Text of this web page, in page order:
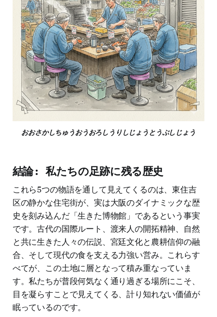
おおさかしちゅうおうおろしうりしじょうとうぶしじょう
結論: 私たちの足跡に残る歴史
これら5つの物語を通して見えてくるのは、東住吉
区の静かな住宅街が、実は大阪のダイナミックな歴
史を刻み込んだ「生きた博物館」であるという事実
です。古代の国際ルート、渡来人の開拓精神、自然
と共に生きた人々の伝説、宮廷文化と農耕信仰の融
合、そして現代の食を支える力強い営み。これらす
べてが、この土地に層となって積み重なっていま
す。私たちが普段何気なく通り過ぎる場所にこそ、
目を凝らすことで見えてくる、計り知れない価値が
眠っているのです。